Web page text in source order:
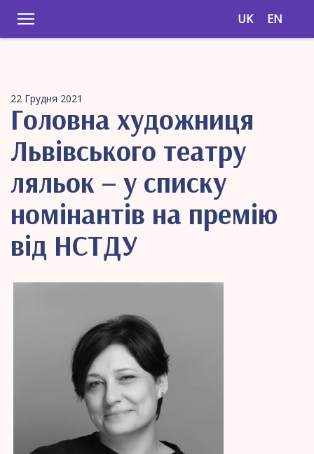
UK EN
22 Грудня 2021
Головна художниця
Львівського театру
ляльок – у списку
номінантів на премію
від НСТДУ